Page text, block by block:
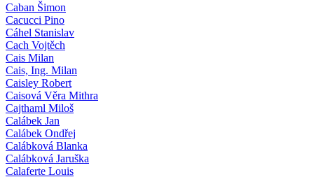
Caban Šimon
Cacucci Pino
Cáhel Stanislav
Cach Vojtěch
Cais Milan
Cais, Ing. Milan
Caisley Robert
Caisová Věra Mithra
Cajthaml Miloš
Calábek Jan
Calábek Ondřej
Calábková Blanka
Calábková Jaruška
Calaferte Louis